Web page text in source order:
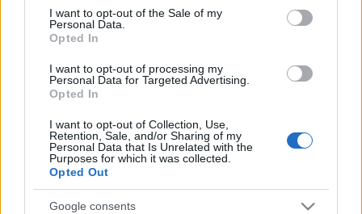
consent section.
I want to opt-out of the Sale of my
Personal Data.
Opted In
I want to opt-out of processing my
Personal Data for Targeted Advertising.
Opted In
I want to opt-out of Collection, Use,
Retention, Sale, and/or Sharing of my
Personal Data that Is Unrelated with the
Purposes for which it was collected.
Opted Out
Google consents
LEGOLVASOTTABB
A közgyűlés kiáll a Dráva védelme
mellett